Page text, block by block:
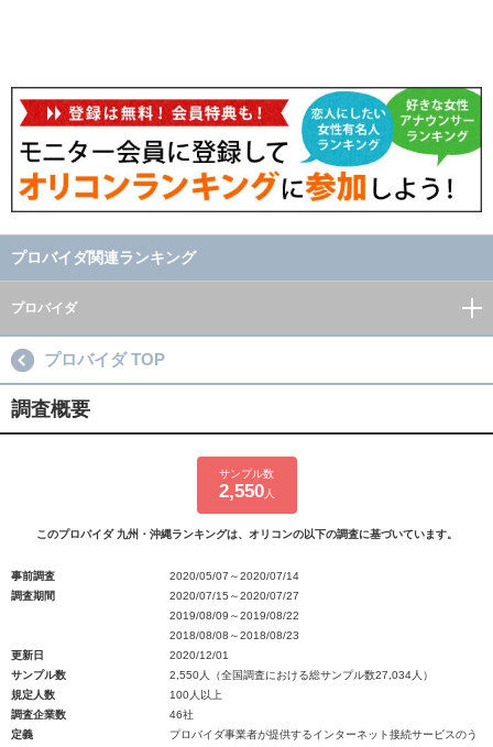
プロバイダ関連ランキング
プロバイダ
プロバイダ TOP
調査概要
サンプル数
2,550人
このプロバイダ 九州・沖縄ランキングは、オリコンの以下の調査に基づいています。
事前調査
2020/05/07～2020/07/14
調査期間
2020/07/15～2020/07/27
2019/08/09～2019/08/22
2018/08/08～2018/08/23
更新日
2020/12/01
サンプル数
2,550人（全国調査における総サンプル数27,034人）
規定人数
100人以上
調査企業数
46社
定義
プロバイダ事業者が提供するインターネット接続サービスのう